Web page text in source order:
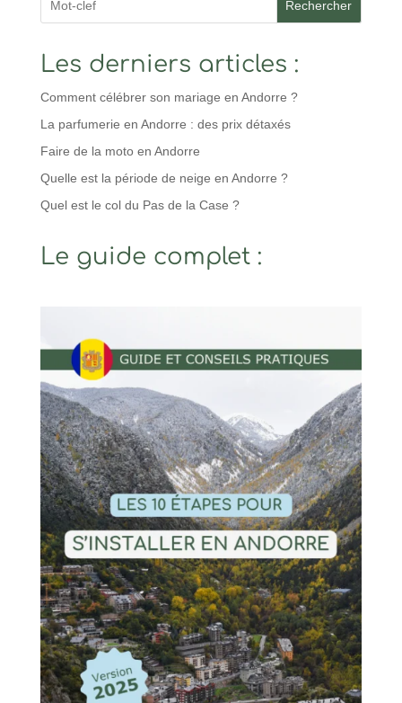
Rechercher
Les derniers articles :
Comment célébrer son mariage en Andorre ?
La parfumerie en Andorre : des prix détaxés
Faire de la moto en Andorre
Quelle est la période de neige en Andorre ?
Quel est le col du Pas de la Case ?
Le guide complet :